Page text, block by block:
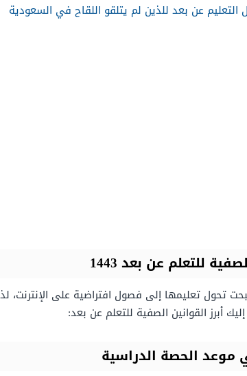
التعليم عن بعد للذين لم يتلقو اللقاح في السعودية
للتعلم عن بعد 1443
تحول تعليمها إلى فصول افتراضية على
أبرز القوانين الصفية للتعلم عن بعد:
موعد الحصة الدراسية